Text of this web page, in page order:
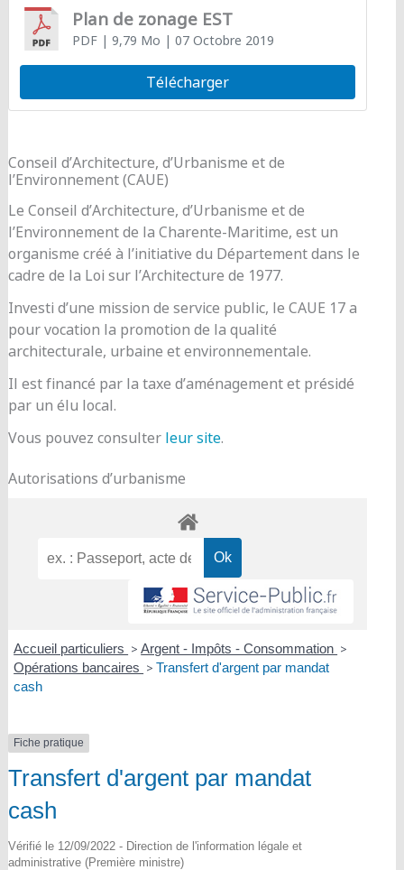
Plan de zonage EST
PDF| 9,79 Mo | 07 Octobre 2019
Télécharger
Conseil d’Architecture, d’Urbanisme et de
l’Environnement (CAUE)
Le Conseil d’Architecture, d’Urbanisme et de
l’Environnement de la Charente-Maritime, est un
organisme créé à l’initiative du Département dans le
cadre de la Loi sur l’Architecture de 1977.
Investi d’une mission de service public, le CAUE 17 a
pour vocation la promotion de la qualité
architecturale, urbaine et environnementale.
Il est financé par la taxe d’aménagement et présidé
par un élu local.
Vous pouvez consulter leur site.
Autorisations d’urbanisme
Accueil particuliers > Argent - Impôts - Consommation >
Opérations bancaires > Transfert d'argent par mandat
cash
Fiche pratique
Transfert d'argent par mandat
cash
Vérifié le 12/09/2022 - Direction de l'information légale et
administrative (Première ministre)